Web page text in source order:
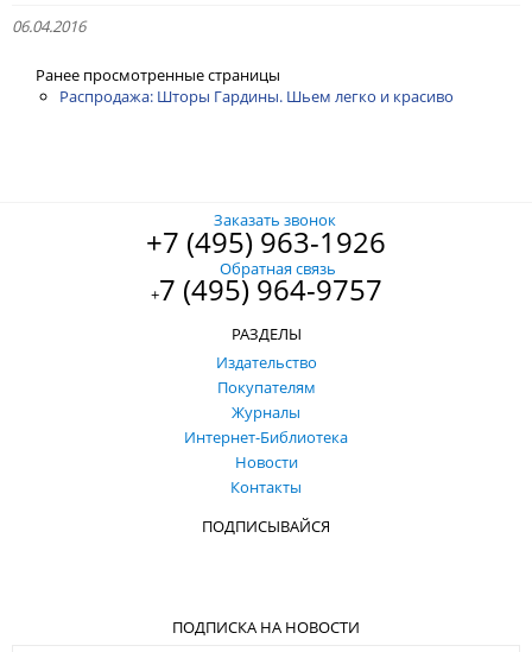
06.04.2016
Ранее просмотренные страницы
Распродажа: Шторы Гардины. Шьем легко и красиво
Заказать звонок
+7 (495) 963-1926
Обратная связь
+7 (495) 964-9757
РАЗДЕЛЫ
Издательство
Покупателям
Журналы
Интернет-Библиотека
Новости
Контакты
ПОДПИСЫВАЙСЯ
ПОДПИСКА НА НОВОСТИ